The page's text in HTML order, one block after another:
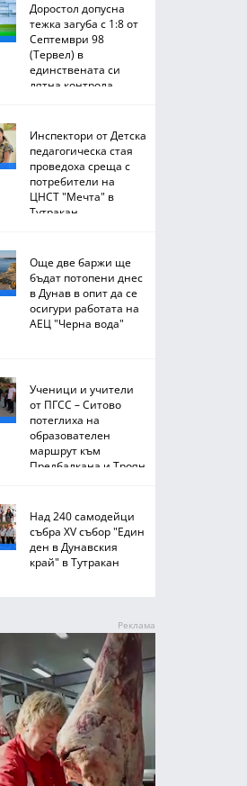
Доростол допусна
тежка загуба с 1:8 от
Септември 98
(Тервел) в
единствената си
лятна контрола
Инспектори от Детска
педагогическа стая
проведоха среща с
потребители на
ЦНСТ "Мечта" в
Тутракан
Още две баржи ще
бъдат потопени днес
в Дунав в опит да се
осигури работата на
АЕЦ "Черна вода"
Ученици и учители
от ПГСС – Ситово
потеглиха на
образователен
маршрут към
Предбалкана и Троян
Над 240 самодейци
събра XV събор "Един
ден в Дунавския
край" в Тутракан